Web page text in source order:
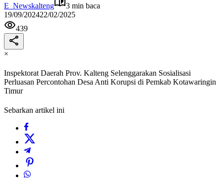
E_Newskalteng
3 min baca
19/09/202422/02/2025
439
×
Inspektorat Daerah Prov. Kalteng Selenggarakan Sosialisasi
Perluasan Percontohan Desa Anti Korupsi di Pemkab Kotawaringin
Timur
Sebarkan artikel ini